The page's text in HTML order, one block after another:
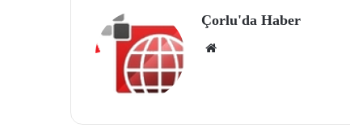
Çorlu'da Haber